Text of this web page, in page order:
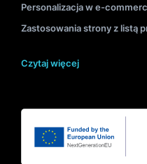
Personalizacja w e-
Zastosowania strony z listą
Czytaj więcej